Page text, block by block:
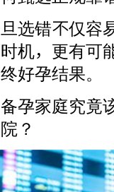
选错不仅容
机，更有可
好孕结果。
孕家庭究竟
？